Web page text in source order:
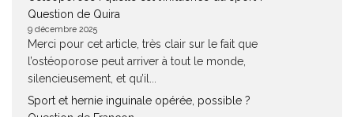
Question de Quira
9 décembre 2025
Merci pour cet article, très clair sur le fait que
l’ostéoporose peut arriver à tout le monde,
silencieusement, et qu’il...
Sport et hernie inguinale opérée, possible ?